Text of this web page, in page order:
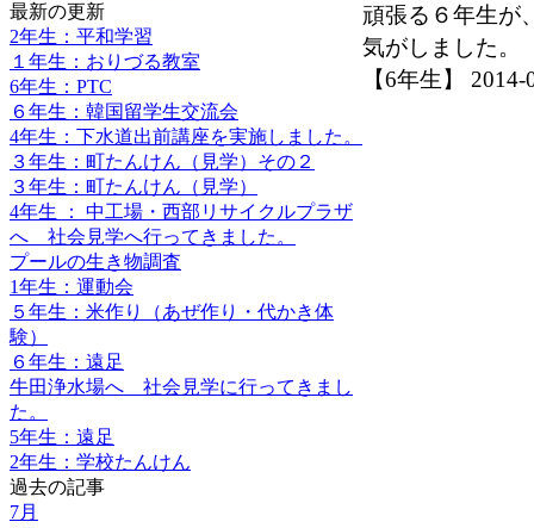
最新の更新
2年生：平和学習
１年生：おりづる教室
6年生：PTC
６年生：韓国留学生交流会
4年生：下水道出前講座を実施しました。
３年生：町たんけん（見学）その２
３年生：町たんけん（見学）
4年生 ： 中工場・西部リサイクルプラザ
へ 社会見学へ行ってきました。
プールの生き物調査
1年生：運動会
５年生：米作り（あぜ作り・代かき体
験）
６年生：遠足
牛田浄水場へ 社会見学に行ってきまし
た。
5年生：遠足
2年生：学校たんけん
過去の記事
7月
頑張る６年生が
気がしました。
【6年生】